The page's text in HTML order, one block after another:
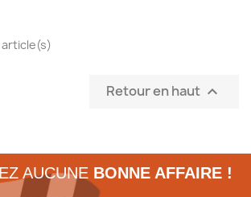
article(s)
Retour en haut 
AUCUNE BONNE AFFAIRE !